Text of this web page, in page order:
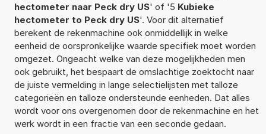
hectometer naar Peck dry US' of '5 Kubieke
hectometer to Peck dry US'. Voor dit alternatief
berekent de rekenmachine ook onmiddellijk in welke
eenheid de oorspronkelijke waarde specifiek moet worden
omgezet. Ongeacht welke van deze mogelijkheden men
ook gebruikt, het bespaart de omslachtige zoektocht naar
de juiste vermelding in lange selectielijsten met talloze
categorieën en talloze ondersteunde eenheden. Dat alles
wordt voor ons overgenomen door de rekenmachine en het
werk wordt in een fractie van een seconde gedaan.